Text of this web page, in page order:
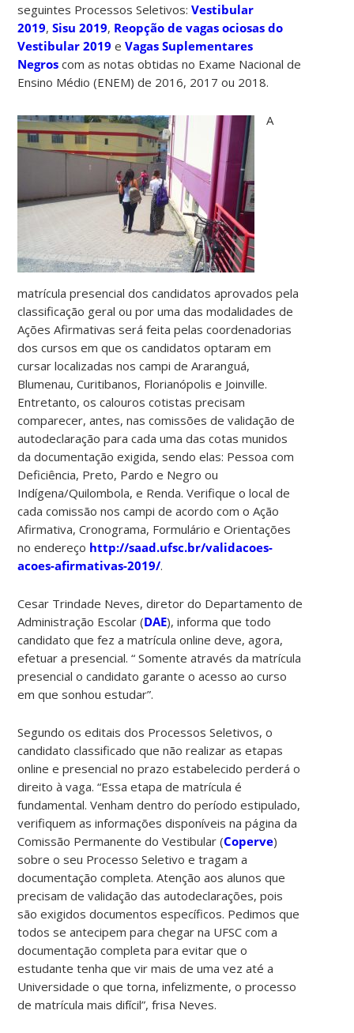
seguintes Processos Seletivos:Vestibular
2019,Sisu 2019, Reopção de vagas ociosas do
Vestibular 2019eVagas Suplementares
Negros com as notas obtidas no Exame Nacional de
Ensino Médio (ENEM) de 2016, 2017 ou 2018.
A
matrícula presencial dos candidatos aprovados pela
classificação geral ou por uma das modalidades de
Ações Afirmativas será feita pelas coordenadorias
dos cursos em que os candidatos optaram em
cursar localizadas nos campi de Araranguá,
Blumenau, Curitibanos, Florianópolis e Joinville.
Entretanto, os calouros cotistas precisam
comparecer, antes, nas comissões de validação de
autodeclaração para cada uma das cotas munidos
da documentação exigida, sendo elas: Pessoa com
Deficiência, Preto, Pardo e Negro ou
Indígena/Quilombola, e Renda. Verifique o local de
cada comissão nos campi de acordo com o Ação
Afirmativa, Cronograma, Formulário e Orientações
no endereço http://saad.ufsc.br/validacoes-
acoes-afirmativas-2019/.
Cesar Trindade Neves, diretor do Departamento de
Administração Escolar (DAE), informa que todo
candidato que fez a matrícula online deve, agora,
efetuar a presencial. “ Somente através da matrícula
presencial o candidato garante o acesso ao curso
em que sonhou estudar”.
Segundo os editais dos Processos Seletivos, o
candidato classificado que não realizar as etapas
online e presencial no prazo estabelecido perderá o
direito à vaga. “Essa etapa de matrícula é
fundamental. Venham dentro do período estipulado,
verifiquem as informações disponíveis na página da
Comissão Permanente do Vestibular (Coperve)
sobre o seu Processo Seletivo e tragam a
documentação completa. Atenção aos alunos que
precisam de validação das autodeclarações, pois
são exigidos documentos específicos. Pedimos que
todos se antecipem para chegar na UFSC com a
documentação completa para evitar que o
estudante tenha que vir mais de uma vez até a
Universidade o que torna, infelizmente, o processo
de matrícula mais difícil”, frisa Neves.